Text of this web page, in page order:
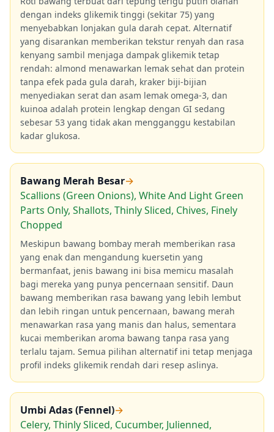
dengan indeks glikemik tinggi (sekitar 75) yang
menyebabkan lonjakan gula darah cepat. Alternatif
yang disarankan memberikan tekstur renyah dan rasa
kenyang sambil menjaga dampak glikemik tetap
rendah: almond menawarkan lemak sehat dan protein
tanpa efek pada gula darah, kraker biji-bijian
menyediakan serat dan asam lemak omega-3, dan
kuinoa adalah protein lengkap dengan GI sedang
sebesar 53 yang tidak akan mengganggu kestabilan
kadar glukosa.
Bawang Merah Besar→
Scallions (Green Onions), White And Light Green
Parts Only, Shallots, Thinly Sliced, Chives, Finely
Chopped
Meskipun bawang bombay merah memberikan rasa
yang enak dan mengandung kuersetin yang
bermanfaat, jenis bawang ini bisa memicu masalah
bagi mereka yang punya pencernaan sensitif. Daun
bawang memberikan rasa bawang yang lebih lembut
dan lebih ringan untuk pencernaan, bawang merah
menawarkan rasa yang manis dan halus, sementara
kucai memberikan aroma bawang tanpa rasa yang
terlalu tajam. Semua pilihan alternatif ini tetap menjaga
profil indeks glikemik rendah dari resep aslinya.
Umbi Adas (Fennel)→
Celery, Thinly Sliced, Cucumber, Julienned,